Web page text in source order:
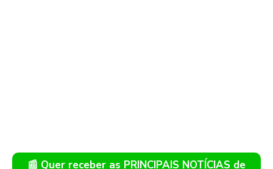
📰 Quer receber as PRINCIPAIS NOTÍCIAS de